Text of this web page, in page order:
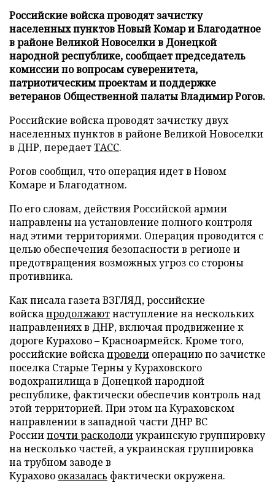
Российские войска проводят зачистку
населенных пунктов Новый Комар и Благодатное
в районе Великой Новоселки в Донецкой
народной республике, сообщает председатель
комиссии по вопросам суверенитета,
патриотическим проектам и поддержке
ветеранов Общественной палаты Владимир Рогов.
Российские войска проводят зачистку двух
населенных пунктов в районе Великой Новоселки
в ДНР, передаетТАСС.
Рогов сообщил, что операция идет в Новом
Комаре и Благодатном.
По его словам, действия Российской армии
направлены на установление полного контроля
над этими территориями. Операция проводится с
целью обеспечения безопасности в регионе и
предотвращения возможных угроз со стороны
противника.
Как писала газета ВЗГЛЯД, российские
войскапродолжаютнаступление на нескольких
направлениях в ДНР, включая продвижение к
дороге Курахово – Красноармейск. Кроме того,
российские войскапровели операцию по зачистке
поселка Старые Терны у Кураховского
водохранилища в Донецкой народной
республике, фактически обеспечив контроль над
этой территорией. При этом на Кураховском
направлении в западной части ДНР ВС
Россиипочти раскололиукраинскую группировку
на несколько частей, а украинская группировка
на трубном заводе в
Курахово оказалась фактически окружена.